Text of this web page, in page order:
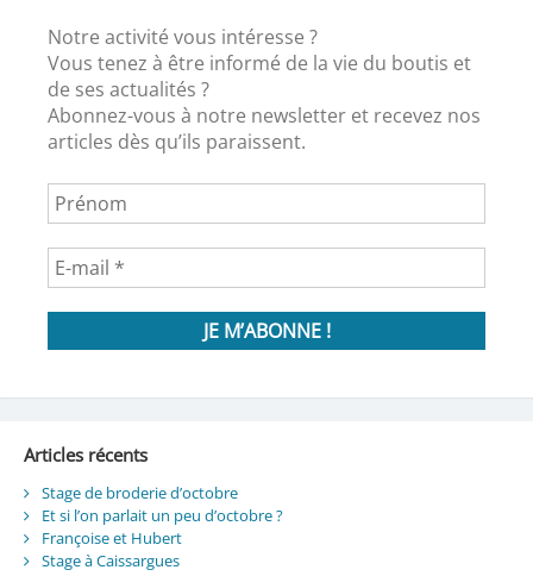
Notre activité vous intéresse ?
Vous tenez à être informé de la vie du boutis et
de ses actualités ?
Abonnez-vous à notre newsletter et recevez nos
articles dès qu’ils paraissent.
Articles récents
Stage de broderie d’octobre
Et si l’on parlait un peu d’octobre ?
Françoise et Hubert
Stage à Caissargues